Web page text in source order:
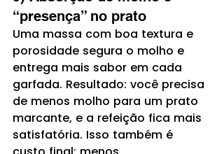
“presença” no prato
Uma massa com boa textura e
porosidade segura o molho e
entrega mais sabor em cada
garfada. Resultado: você precisa
de menos molho para um prato
marcante, e a refeição fica mais
satisfatória. Isso também é